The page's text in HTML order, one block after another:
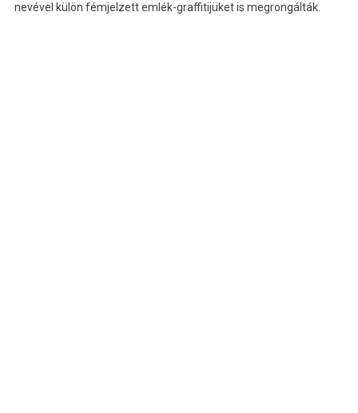
nevével külön fémjelzett emlék-graffitijüket is megrongálták.